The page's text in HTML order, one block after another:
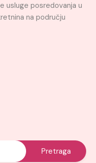
usluge posredovanja u
na području